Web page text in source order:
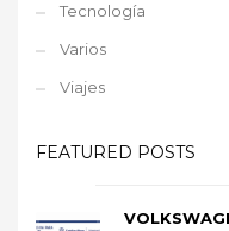
Tecnología
Varios
Viajes
FEATURED POSTS